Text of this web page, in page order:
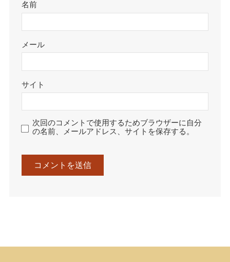
名前
メール
サイト
次回のコメントで使用するためブラウザーに自分
の名前、メールアドレス、サイトを保存する。